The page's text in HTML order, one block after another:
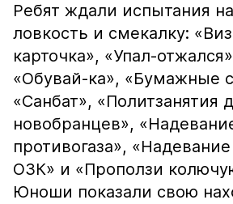
Ребят ждали испытания
ловкость и смекалку:
карточка», «Упал-
«Обувай-ка», «Бумажные
«Санбат», «Политзанятия
новобранцев»,
противогаза»,
ОЗК» и «Проползи
Юноши показали свою